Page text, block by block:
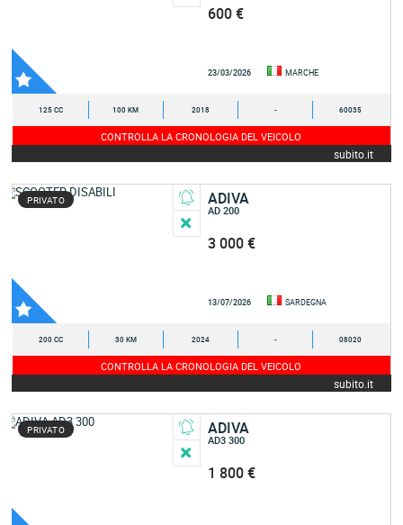
600 €
23/03/2026 MARCHE
125 CC 100 KM 2018 - 60035
CONTROLLA LA CRONOLOGIA DEL VEICOLO
subito.it
PRIVATO ADIVA
AD 200
3 000 €
13/07/2026 SARDEGNA
200 CC 30 KM 2024 - 08020
CONTROLLA LA CRONOLOGIA DEL VEICOLO
subito.it
PRIVATO ADIVA
AD3 300
1 800 €